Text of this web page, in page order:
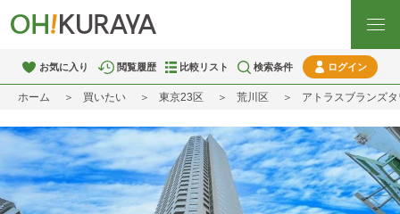
お気に入り 閲覧履歴 比較リスト 検索条件 ログイン
ホーム 買いたい 東京23区 荒川区 アトラスブランズ